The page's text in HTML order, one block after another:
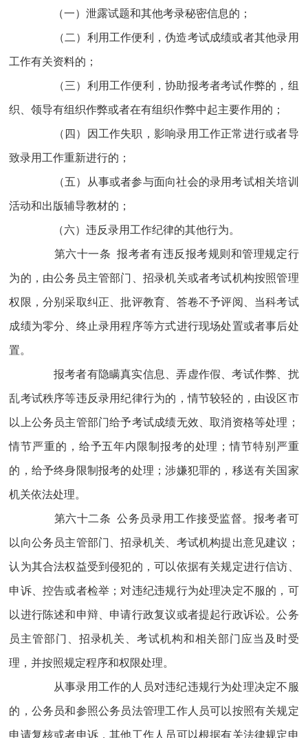
（一）泄露试题和其他考录秘密信息的；
（二）利用工作便利，伪造考试成绩或者其他录用
工作有关资料的；
（三）利用工作便利，协助报考者考试作弊的，组
织、领导有组织作弊或者在有组织作弊中起主要作用的；
（四）因工作失职，影响录用工作正常进行或者导
致录用工作重新进行的；
（五）从事或者参与面向社会的录用考试相关培训
活动和出版辅导教材的；
（六）违反录用工作纪律的其他行为。
第六十一条 报考者有违反报考规则和管理规定行
为的，由公务员主管部门、招录机关或者考试机构按照管理
权限，分别采取纠正、批评教育、答卷不予评阅、当科考试
成绩为零分、终止录用程序等方式进行现场处置或者事后处
置。
报考者有隐瞒真实信息、弄虚作假、考试作弊、扰
乱考试秩序等违反录用纪律行为的，情节较轻的，由设区市
以上公务员主管部门给予考试成绩无效、取消资格等处理；
情节严重的，给予五年内限制报考的处理；情节特别严重
的，给予终身限制报考的处理；涉嫌犯罪的，移送有关国家
机关依法处理。
第六十二条 公务员录用工作接受监督。报考者可
以向公务员主管部门、招录机关、考试机构提出意见建议；
认为其合法权益受到侵犯的，可以依据有关规定进行信访、
申诉、控告或者检举；对违纪违规行为处理决定不服的，可
以进行陈述和申辩、申请行政复议或者提起行政诉讼。公务
员主管部门、招录机关、考试机构和相关部门应当及时受
理，并按照规定程序和权限处理。
从事录用工作的人员对违纪违规行为处理决定不服
的，公务员和参照公务员法管理工作人员可以按照有关规定
申请复核或者申诉，其他工作人员可以根据有关法律规定申